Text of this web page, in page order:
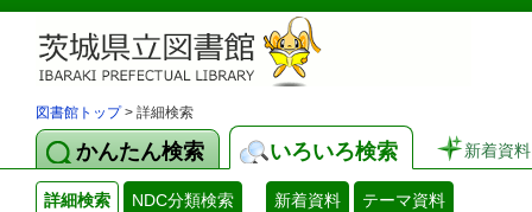
図書館トップ> 詳細検索
かんたん検索 いろいろ検索 新着資料
詳細検索 NDC分類検索 新着資料 テーマ資料